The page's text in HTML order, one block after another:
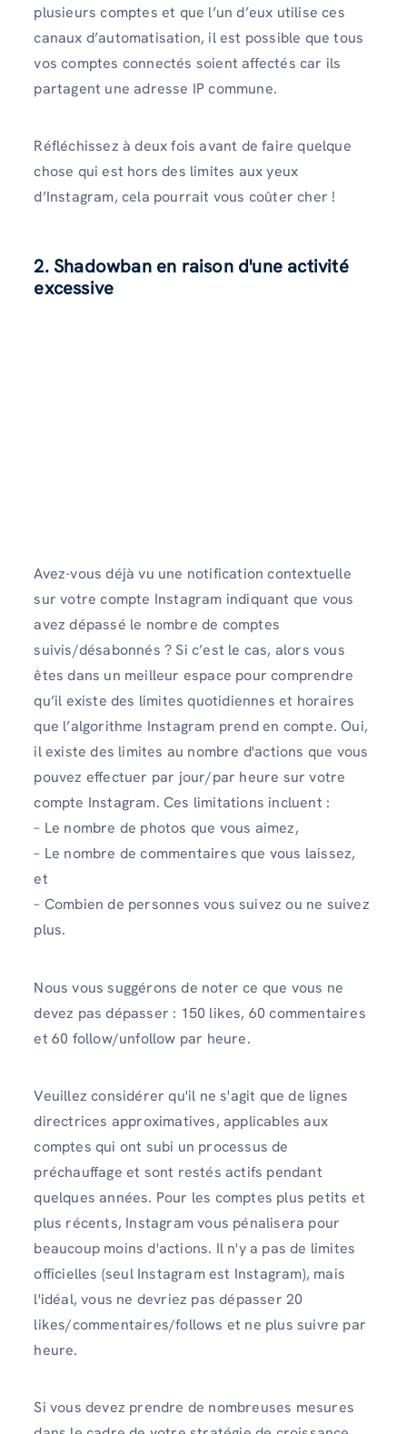
plusieurs comptes et que l’un d’eux utilise ces
canaux d’automatisation, il est possible que tous
vos comptes connectés soient affectés car ils
partagent une adresse IP commune.
Réfléchissez à deux fois avant de faire quelque
chose qui est hors des limites aux yeux
d’Instagram, cela pourrait vous coûter cher !
2.Shadowban en raison d'une activité
excessive
Avez-vous déjà vu une notification contextuelle
sur votre compte Instagram indiquant que vous
avez dépassé le nombre de comptes
suivis/désabonnés ? Si c’est le cas, alors vous
êtes dans un meilleur espace pour comprendre
qu’il existe des limites quotidiennes et horaires
que l’algorithme Instagram prend en compte. Oui,
il existe des limites au nombre d'actions que vous
pouvez effectuer par jour/par heure sur votre
compte Instagram. Ces limitations incluent :
– Le nombre de photos que vous aimez,
– Le nombre de commentaires que vous laissez,
et
– Combien de personnes vous suivez ou ne suivez
plus.
Nous vous suggérons de noter ce que vous ne
devez pas dépasser : 150 likes, 60 commentaires
et 60 follow/unfollow par heure.
Veuillez considérer qu'il ne s'agit que de lignes
directrices approximatives, applicables aux
comptes qui ont subi un processus de
préchauffage et sont restés actifs pendant
quelques années. Pour les comptes plus petits et
plus récents, Instagram vous pénalisera pour
beaucoup moins d'actions. Il n'y a pas de limites
officielles (seul Instagram est Instagram), mais
l'idéal, vous ne devriez pas dépasser 20
likes/commentaires/follows et ne plus suivre par
heure.
Si vous devez prendre de nombreuses mesures